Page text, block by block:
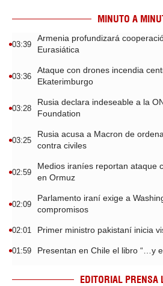
MINUTO A
03:39
Armenia profundizará
Eurasiática
03:36
Ataque con drones incendia
Ekaterimburgo
03:28
Rusia declara indeseable a la
Foundation
03:25
Rusia acusa a Macron de
contra civiles
02:59
Medios iraníes reportan ataque
en Ormuz
02:09
Parlamento iraní exige a
compromisos
02:01 Primer ministro pakistaní inicia
01:59 Presentan en Chile el libro “…y
EDITORIAL PRENSA